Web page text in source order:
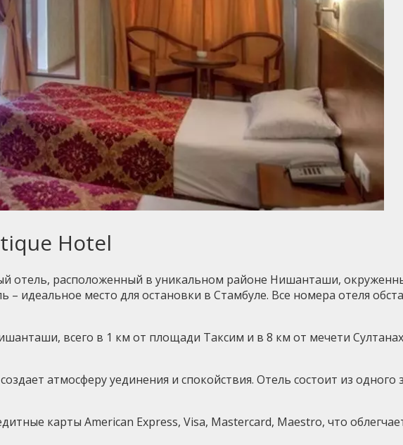
Hotel
отель, расположенный в уникальном районе Нишанташи,
– идеальное место для остановки в Стамбуле. Все номера отеля
всего в 1 км от площади Таксим и в 8 км от мечети
атмосферу уединения и спокойствия. Отель состоит из одного
карты American Express, Visa, Mastercard, Maestro, что